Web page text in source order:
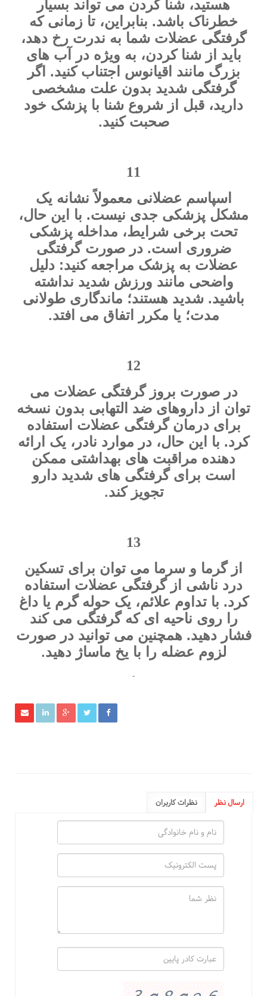
هستید، شنا کردن می تواند بسیار
خطرناک باشد. بنابراین، تا زمانی که
گرفتگی عضلات شما به ندرت رخ دهد،
باید از شنا کردن، به ویژه در آب های
بزرگ مانند اقیانوس اجتناب کنید. اگر
گرفتگی شدید بدون علت مشخصی
دارید، قبل از شروع شنا با پزشک خود
صحبت کنید.
11
اسپاسم عضلانی معمولاً نشانه یک
مشکل پزشکی جدی نیست. با این حال،
تحت برخی شرایط، مداخله پزشکی
ضروری است. در صورت گرفتگی
عضلات به پزشک مراجعه کنید: دلیل
واضحی مانند ورزش شدید نداشته
باشید. شدید هستند؛ ماندگاری طولانی
مدت؛ یا مکرر اتفاق می افتد.
12
در صورت بروز گرفتگی عضلات می
توان از داروهای ضد التهابی بدون نسخه
برای درمان گرفتگی عضلات استفاده
کرد. با این حال، در موارد نادر، یک ارائه
دهنده مراقبت های بهداشتی ممکن
است برای گرفتگی های شدید دارو
تجویز کند.
13
از گرما و سرما می توان برای تسکین
درد ناشی از گرفتگی عضلات استفاده
کرد. با تداوم علائم، یک حوله گرم یا داغ
را روی ناحیه ای که گرفتگی می کند
فشار دهید. همچنین می توانید در صورت
لزوم عضله را با یخ ماساژ دهید.
-
ارسال نظر نظرات کاربران